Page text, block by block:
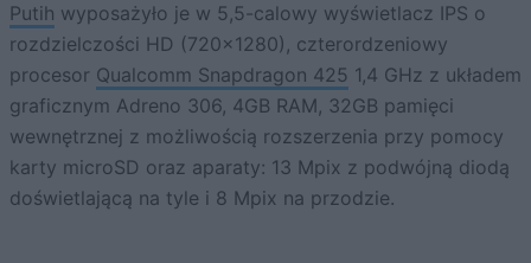
Putih wyposażyło je w 5,5-calowy wyświetlacz IPS o
rozdzielczości HD (720×1280), czterordzeniowy
procesor Qualcomm Snapdragon 425 1,4 GHz z układem
graficznym Adreno 306, 4GB RAM, 32GB pamięci
wewnętrznej z możliwością rozszerzenia przy pomocy
karty microSD oraz aparaty: 13 Mpix z podwójną diodą
doświetlającą na tyle i 8 Mpix na przodzie.